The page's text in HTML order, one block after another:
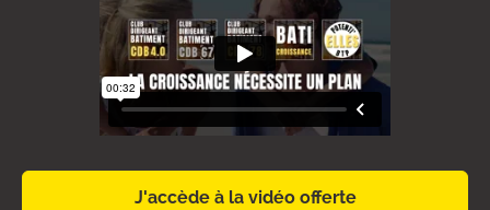
J'accède à la vidéo offerte